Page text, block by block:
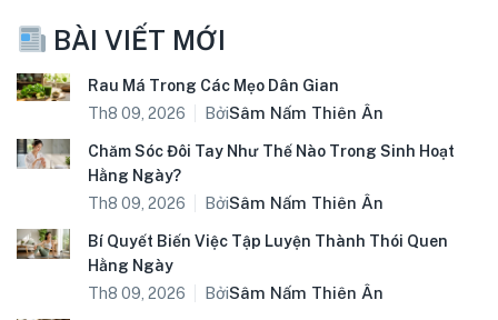
BÀI VIẾT MỚI
Rau Má Trong Các Mẹo Dân Gian
Th8 09, 2026
BởiSâm Nấm Thiên Ân
Chăm Sóc Đôi Tay Như Thế Nào Trong Sinh Hoạt
Hằng Ngày?
Th8 09, 2026
BởiSâm Nấm Thiên Ân
Bí Quyết Biến Việc Tập Luyện Thành Thói Quen
Hằng Ngày
Th8 09, 2026
BởiSâm Nấm Thiên Ân